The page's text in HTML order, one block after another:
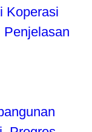
Koperasi
Penjelasan